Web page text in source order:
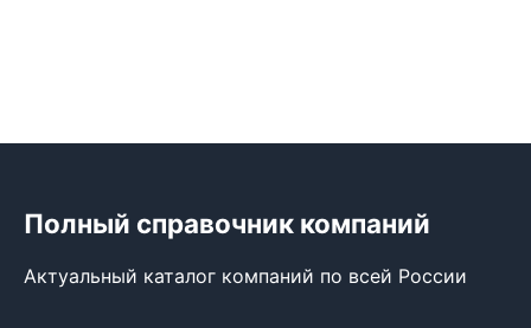
Полный справочник компаний
Актуальный каталог компаний по всей России